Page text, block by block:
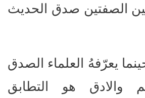
الصفتين صدق الحديث
يعرّفهُ العلماء الصدق
والادق هو التطابق